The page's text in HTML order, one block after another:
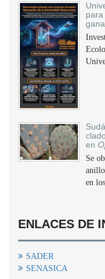
en
Se
en
ENLACES DE
SADER
SENASICA